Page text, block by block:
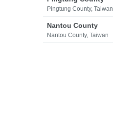
Pingtung County, Taiwan
Nantou County
Nantou County, Taiwan